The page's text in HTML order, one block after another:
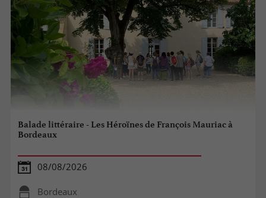
Balade littéraire - Les Héroïnes de François Mauriac à
Bordeaux
08/08/2026
Bordeaux